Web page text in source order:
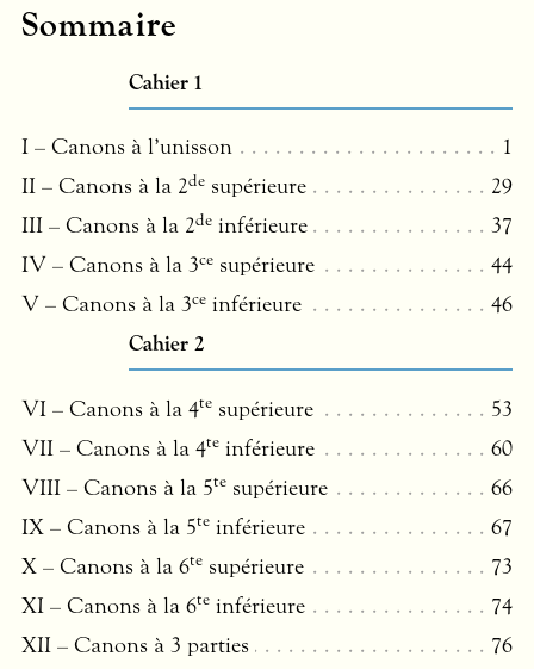
Sommaire
Cahier 1
I – Canons à l’unisson
1
II – Canons à la 2de supérieure
29
III – Canons à la 2de inférieure
37
IV – Canons à la 3ce supérieure
44
V – Canons à la 3ce inférieure
46
Cahier 2
VI – Canons à la 4te supérieure
53
VII – Canons à la 4te inférieure
60
VIII – Canons à la 5te supérieure
66
IX – Canons à la 5te inférieure
67
X – Canons à la 6te supérieure
73
XI – Canons à la 6te inférieure
74
XII – Canons à 3 parties
76